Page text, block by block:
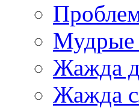
Мудрые
Жажда
Жажда